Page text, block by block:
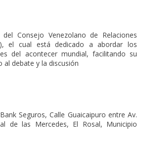
Consejo Venezolano de Relaciones
el cual está dedicado a abordar los
del acontecer mundial, facilitando su
al debate y la discusión
Seguros, Calle Guaicaipuro entre Av.
de las Mercedes, El Rosal, Municipio